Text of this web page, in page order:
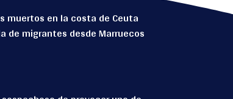
muertos en la costa de Ceuta
de migrantes desde Marruecos